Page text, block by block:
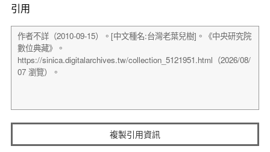
引用
複製引用資訊